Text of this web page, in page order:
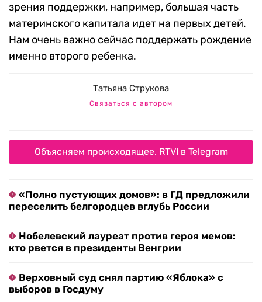
зрения поддержки, например, большая часть
материнского капитала идет на первых детей.
Нам очень важно сейчас поддержать рождение
именно второго ребенка.
Татьяна Струкова
Связаться с автором
Объясняем происходящее. RTVI в Telegram
«Полно пустующих домов»: в ГД предложили
переселить белгородцев вглубь России
Нобелевский лауреат против героя мемов:
кто рвется в президенты Венгрии
Верховный суд снял партию «Яблока» с
выборов в Госдуму